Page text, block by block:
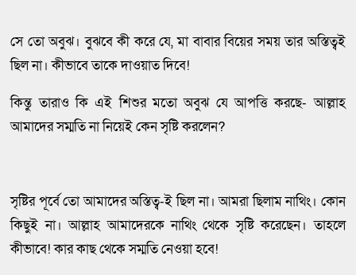
সে তো অবুঝ। বুঝবে কী করে যে, মা বাবার বিয়ের সময় তার অস্তিত্বই
ছিল না। কীভাবে তাকে দাওয়াত দিবে!
কিন্তু তারাও কি এই শিশুর মতো অবুঝ যে আপত্তি করছে- আল্লাহ
আমাদের সম্মতি না নিয়েই কেন সৃষ্টি করলেন?
সৃষ্টির পূর্বে তো আমাদের অস্তিত্ব-ই ছিল না। আমরা ছিলাম নাথিং। কোন
কিছুই না। আল্লাহ আমাদেরকে নাথিং থেকে সৃষ্টি করেছেন। তাহলে
কীভাবে! কার কাছ থেকে সম্মতি নেওয়া হবে!